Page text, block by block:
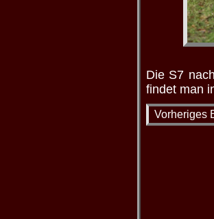
Die S7
findet man
Vorheriges